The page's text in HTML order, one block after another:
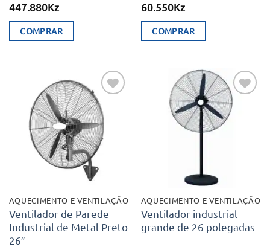
447.880Kz
COMPRAR
60.550Kz
COMPRAR
Adicionar
aos meus
desejos
AQUECIMENTO E VENTILAÇÃO
Ventilador de Parede
Industrial de Metal Preto
26″
Adicionar
aos meus
desejos
AQUECIMENTO E VENTILAÇÃO
Ventilador industrial
grande de 26 polegadas